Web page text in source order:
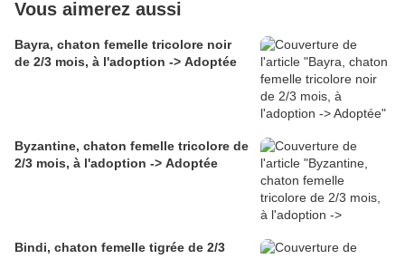
Vous aimerez aussi
Bayra, chaton femelle tricolore noir
de 2/3 mois, à l'adoption -> Adoptée
Byzantine, chaton femelle tricolore de
2/3 mois, à l'adoption -> Adoptée
Bindi, chaton femelle tigrée de 2/3